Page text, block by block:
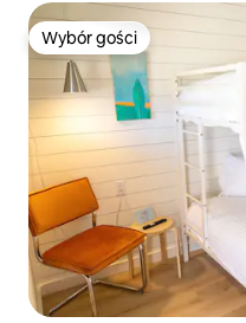
Wybór gości
Wybór gości